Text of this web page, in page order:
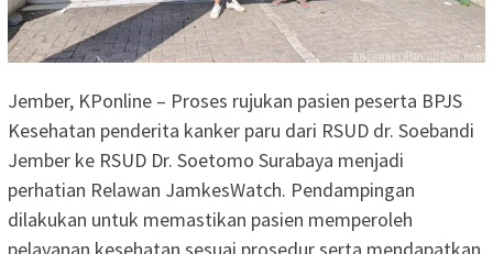
Jember, KPonline – Proses rujukan pasien peserta BPJS
Kesehatan penderita kanker paru dari RSUD dr. Soebandi
Jember ke RSUD Dr. Soetomo Surabaya menjadi
perhatian Relawan JamkesWatch. Pendampingan
dilakukan untuk memastikan pasien memperoleh